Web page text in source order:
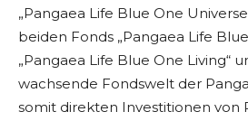
„Pangaea Life Blue One
beiden Fonds „Pangaea Life
„Pangaea Life Blue One Living“
wachsende Fondswelt der
somit direkten Investitionen von